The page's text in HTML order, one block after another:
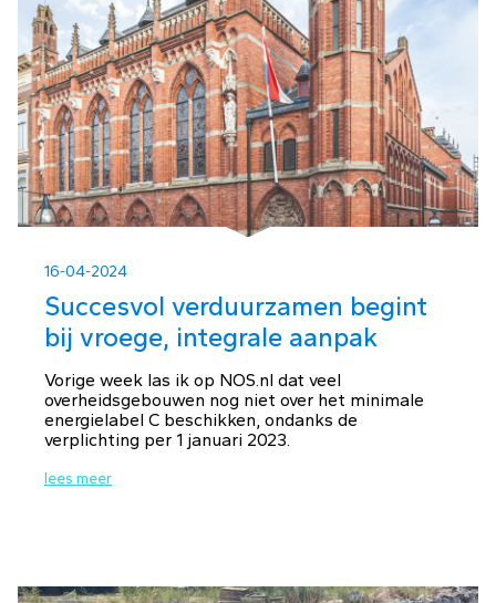
16-04-2024
Succesvol verduurzamen begint
bij vroege, integrale aanpak
Vorige week las ik op NOS.nl dat veel
overheidsgebouwen nog niet over het minimale
energielabel C beschikken, ondanks de
verplichting per 1 januari 2023.
lees meer